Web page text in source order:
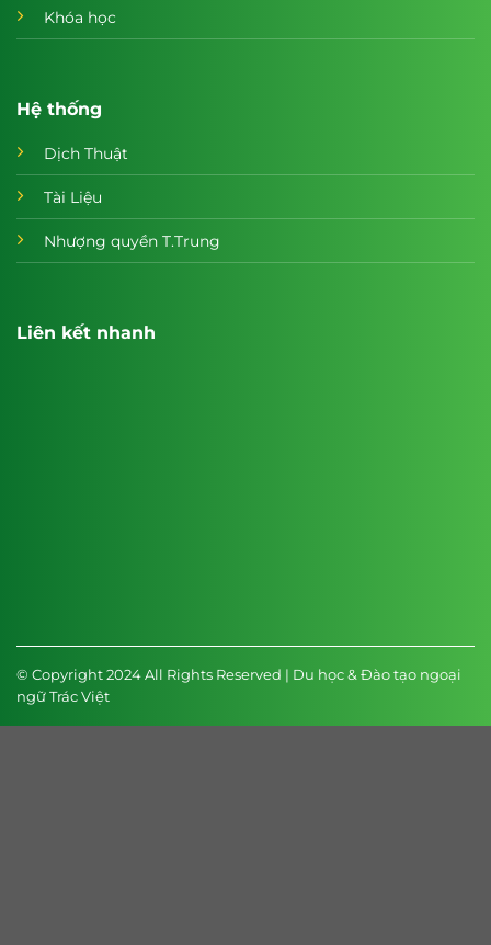
Khóa học
Hệ thống
Dịch Thuật
Tài Liệu
Nhượng quyền T.Trung
Liên kết nhanh
© Copyright 2024 All Rights Reserved | Du học & Đào tạo ngoại
ngữ Trác Việt